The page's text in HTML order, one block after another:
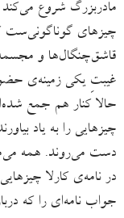
مادربزرگ شروع
چیزهای گوناگونی‌ست
قاشق‌چنگال‌ها و
غیبتِ یکی زمینه‌ی
حالا کنار هم جمع
چیزهایی را به یاد
دست می‌روند. همه
در نامه‌ی کارلا
جواب نامه‌ای را که